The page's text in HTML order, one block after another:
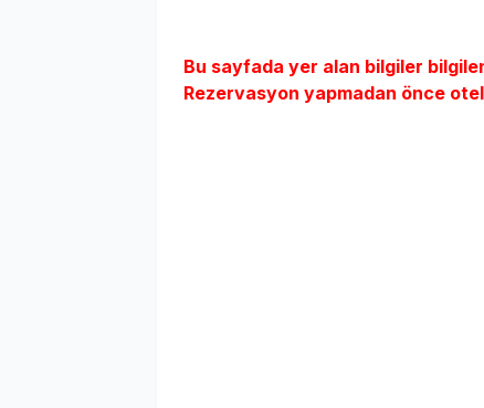
Bu sayfada yer alan bilgiler
Rezervasyon yapmadan önce